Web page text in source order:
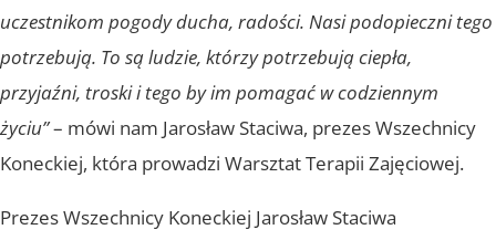
uczestnikom pogody ducha, radości. Nasi podopieczni tego
potrzebują. To są ludzie, którzy potrzebują ciepła,
przyjaźni, troski i tego by im pomagać w codziennym
życiu”– mówi nam Jarosław Staciwa, prezes Wszechnicy
Koneckiej, która prowadzi Warsztat Terapii Zajęciowej.
Prezes Wszechnicy Koneckiej Jarosław Staciwa